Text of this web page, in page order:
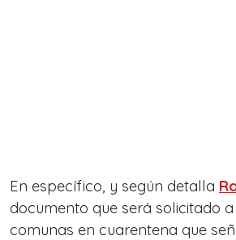
En específico, y según detalla
documento que será solicitado
comunas en cuarentena que